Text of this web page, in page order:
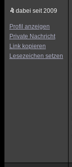
dabei seit 2009
Profil anzeigen
Private Nachricht
Link kopieren
Lesezeichen setzen